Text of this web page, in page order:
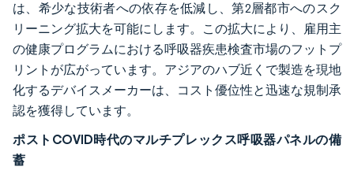
は、希少な技術者への依存を低減し、第2層都市へのスク
リーニング拡大を可能にします。この拡大により、雇用主
の健康プログラムにおける呼吸器疾患検査市場のフットプ
リントが広がっています。アジアのハブ近くで製造を現地
化するデバイスメーカーは、コスト優位性と迅速な規制承
認を獲得しています。
ポストCOVID時代のマルチプレックス呼吸器パネルの備
蓄